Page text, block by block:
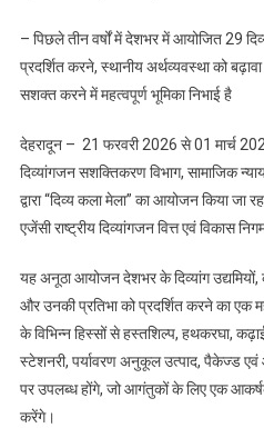
– पिछले तीन वर्षों में देशभर में आयोजित 29
प्रदर्शित करने, स्थानीय अर्थव्यवस्था को
सशक्त करने में महत्वपूर्ण भूमिका निभाई है
देहरादून – 21 फरवरी 2026 से 01 मार्च
दिव्यांगजन सशक्तिकरण विभाग, सामाजिक
द्वारा “दिव्य कला मेला” का आयोजन किया
एजेंसी राष्ट्रीय दिव्यांगजन वित्त एवं विकास
यह अनूठा आयोजन देशभर के दिव्यांग उद्यमियों,
और उनकी प्रतिभा को प्रदर्शित करने का एक
के विभिन्न हिस्सों से हस्तशिल्प, हथकरघा,
स्टेशनरी, पर्यावरण अनुकूल उत्पाद, पैकेज्ड एवं
पर उपलब्ध होंगे, जो आगंतुकों के लिए एक
करेंगे।